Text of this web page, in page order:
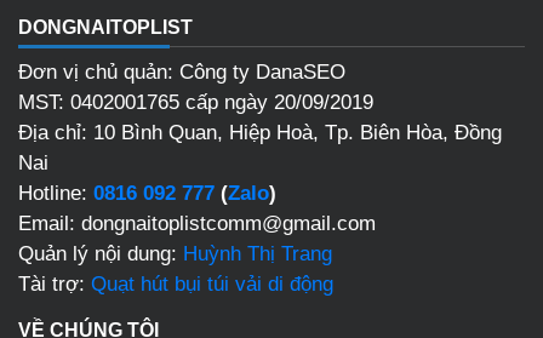
DONGNAITOPLIST
Đơn vị chủ quản: Công ty DanaSEO
MST: 0402001765 cấp ngày 20/09/2019
Địa chỉ: 10 Bình Quan, Hiệp Hoà, Tp. Biên Hòa, Đồng
Nai
Hotline: 0816 092 777 (Zalo)
Email: dongnaitoplistcomm@gmail.com
Quản lý nội dung: Huỳnh Thị Trang
Tài trợ: Quạt hút bụi túi vải di động
VỀ CHÚNG TÔI